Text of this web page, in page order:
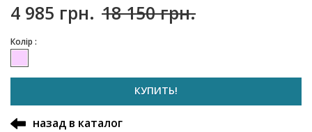
4 985 грн. 18 150 грн.
Колір :
КУПИТЬ!
назад в каталог